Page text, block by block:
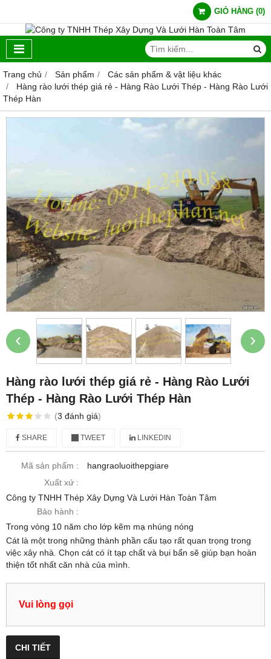
GIỎ HÀNG (0)
Trang chủ Sản phẩm
Các sản phẩm & vật liệu khác
Hàng rào lưới thép giá rẻ - Hàng Rào Lưới Thép - Hàng Rào Lưới
Thép Hàn
‹ ›
Hàng rào lưới thép giá rẻ - Hàng Rào Lưới
Thép - Hàng Rào Lưới Thép Hàn
(3 đánh giá)
SHARE TWEET LINKEDIN
Mã sản phẩm :
hangraoluoithepgiare
Xuất xứ :
Công ty TNHH Thép Xây Dựng Và Lưới Hàn Toàn Tâm
Bảo hành :
Trong vòng 10 năm cho lớp kẽm mạ nhúng nóng
Cát là một trong những thành phần cấu tạo rất quan trọng trong
việc xây nhà. Chọn cát có ít tạp chất và bụi bẩn sẽ giúp bạn hoàn
thiện tốt nhất căn nhà của mình.
Vui lòng gọi
CHI TIẾT